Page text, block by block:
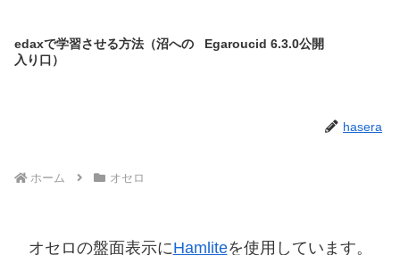
edaxで学習させる方法（沼への
入り口）
Egaroucid 6.3.0公開
hasera
ホーム オセロ
オセロの盤面表示にHamliteを使用しています。